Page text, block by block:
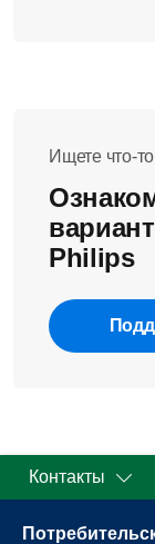
Ищете что-
Philips
Контакты